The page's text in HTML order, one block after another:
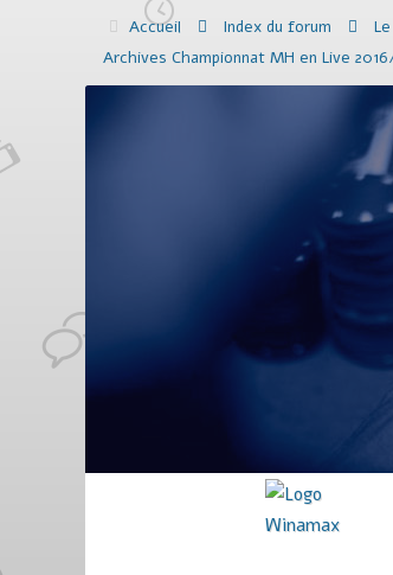
Accueil Index du forum
Archives Championnat MH en Live